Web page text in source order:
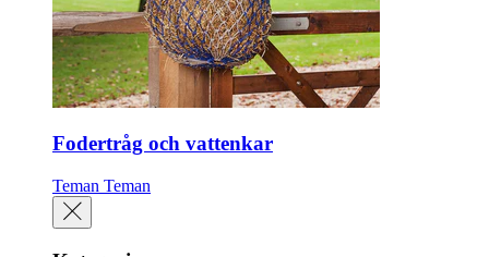
Fodertråg och vattenkar
Teman Teman